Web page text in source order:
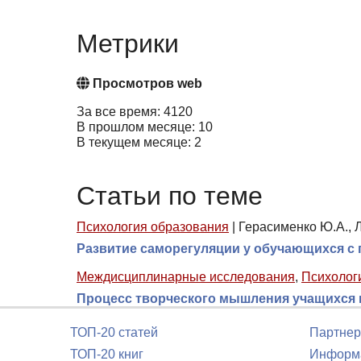
Метрики
Просмотров web
За все время: 4120
В прошлом месяце: 10
В текущем месяце: 2
Статьи по теме
Психология образования
Герасименко Ю.А.,
Развитие саморегуляции у обучающихся
Междисциплинарные исследования,
Процесс творческого мышления учащихся
ТОП-20 статей
ТОП-20 книг